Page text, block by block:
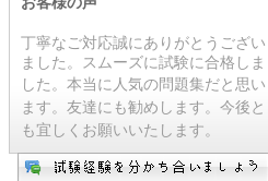
丁寧なご対応誠にありがとうござい
ました。スムーズに試験に合格しま
した。 本当に人気の問題集だと思い
ます。友達にも勧めします。今後と
も宜しくお願いいたします 。